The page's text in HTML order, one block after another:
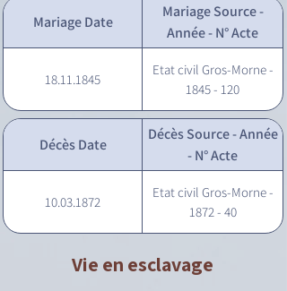
Mariage Date
Mariage Source -
Année - N° Acte
18.11.1845
Etat civil Gros-Morne -
1845 - 120
Décès Date
Décès Source - Année
- N° Acte
10.03.1872
Etat civil Gros-Morne -
1872 - 40
Vie en esclavage